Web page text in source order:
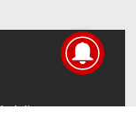
directamente en